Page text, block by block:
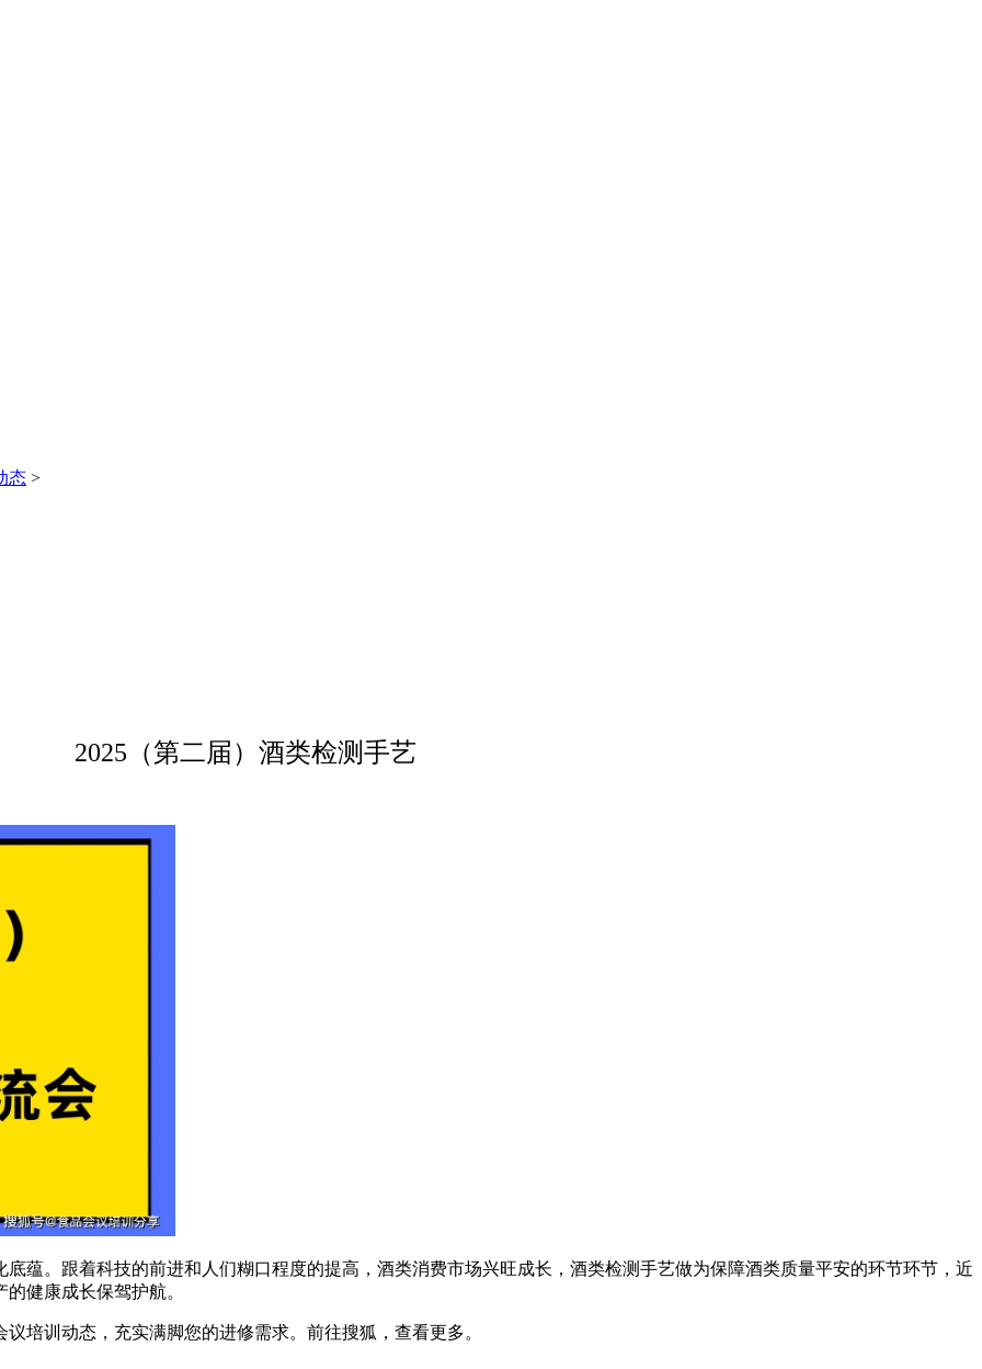
态 >
2025（第二届）酒类检测手艺
。跟着科技的前进和人们糊口程度的提高，酒类消费市场兴旺成长，酒类检测手艺做为保障酒类质量平安的环节环节，近
健康成长保驾护航。
训动态，充实满脚您的进修需求。前往搜狐，查看更多。